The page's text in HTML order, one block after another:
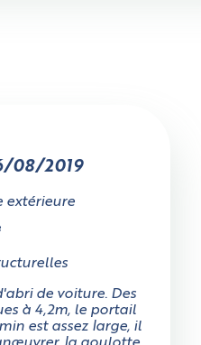
08/2019
extérieure
de voiture. Des
à 4,2m, le portail
est assez large, il